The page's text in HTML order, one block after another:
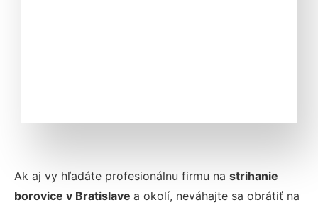
Ak aj vy hľadáte profesionálnu firmu na strihanie
borovice v Bratislave a okolí, neváhajte sa obrátiť na